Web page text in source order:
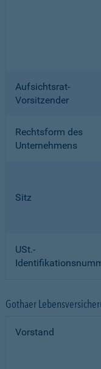
Aufsichtsrat-
Vorsitzender
Rechtsform des
Unternehmens
Sitz
USt.-
Gothaer
Vorstand